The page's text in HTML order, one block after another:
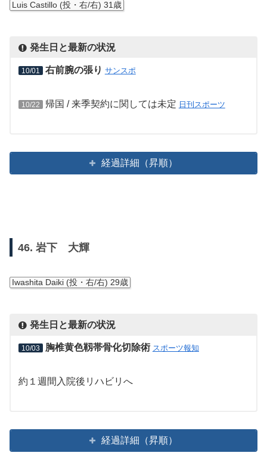
Luis Castillo (投・右/右) 31歳
発生日と最新の状況
10/01 右前腕の張り サンスポ
10/22 帰国 / 来季契約に関しては未定 日刊スポーツ
経過詳細（昇順）
46. 岩下 大輝
Iwashita Daiki (投・右/右) 29歳
発生日と最新の状況
10/03 胸椎黄色靱帯骨化切除術 スポーツ報知
約１週間入院後リハビリへ
経過詳細（昇順）